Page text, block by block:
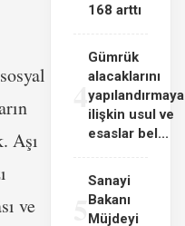
Aşı
ve
168 arttı
4
Gümrük
alacaklarını
yapılandırmaya
ilişkin usul ve
esaslar bel...
Sanayi
Bakanı
Müjdeyi